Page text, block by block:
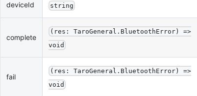
deviceId string
complete
(res: TaroGeneral.BluetoothError) =>
void
fail
(res: TaroGeneral.BluetoothError) =>
void